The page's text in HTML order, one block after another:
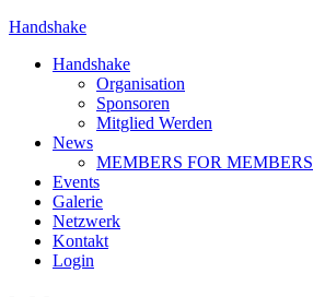
Handshake
Handshake
Organisation
Sponsoren
Mitglied Werden
News
MEMBERS FOR MEMBERS
Events
Galerie
Netzwerk
Kontakt
Login